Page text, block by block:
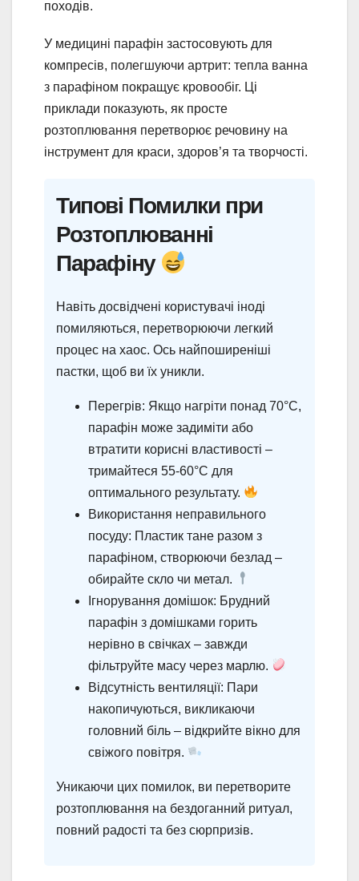
походів.
У медицині парафін застосовують для
компресів, полегшуючи артрит: тепла ванна
з парафіном покращує кровообіг. Ці
приклади показують, як просте
розтоплювання перетворює речовину на
інструмент для краси, здоров’я та творчості.
Типові Помилки при
Розтоплюванні
Парафіну
Навіть досвідчені користувачі іноді
помиляються, перетворюючи легкий
процес на хаос. Ось найпоширеніші
пастки, щоб ви їх уникли.
Перегрів: Якщо нагріти понад 70°C,
парафін може задиміти або
втратити корисні властивості –
тримайтеся 55-60°C для
оптимального результату.
Використання неправильного
посуду: Пластик тане разом з
парафіном, створюючи безлад –
обирайте скло чи метал.
Ігнорування домішок: Брудний
парафін з домішками горить
нерівно в свічках – завжди
фільтруйте масу через марлю.
Відсутність вентиляції: Пари
накопичуються, викликаючи
головний біль – відкрийте вікно для
свіжого повітря.
Уникаючи цих помилок, ви перетворите
розтоплювання на бездоганний ритуал,
повний радості та без сюрпризів.